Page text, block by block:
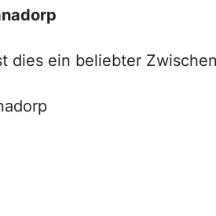
dies ein beliebter